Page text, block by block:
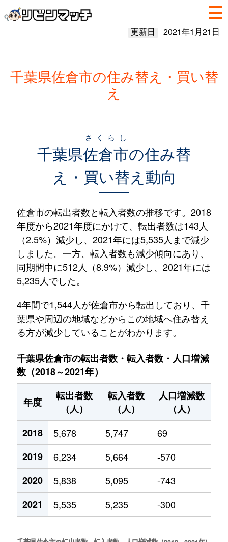
更新日 2021年1月21日
千葉県佐倉市の住み替え・買い替
え
千葉県佐倉市
さくらし
の住み替
え・買い替え動向
佐倉市の転出者数と転入者数の推移です。2018
年度から2021年度にかけて、転出者数は143人
（2.5%）減少し、2021年には5,535人まで減少
しました。一方、転入者数も減少傾向にあり、
同期間中に512人（8.9%）減少し、2021年には
5,235人でした。
4年間で1,544人が佐倉市から転出しており、千
葉県や周辺の地域などからこの地域へ住み替え
る方が減少していることがわかります。
千葉県佐倉市の転出者数・転入者数・人口増減
数（2018～2021年）
年度
転出者数
（人）
転入者数
（人）
人口増減数
（人）
2018
5,678 5,747
69
2019
6,234 5,664
-570
2020
5,838 5,095
-743
2021
5,535 5,235 -300